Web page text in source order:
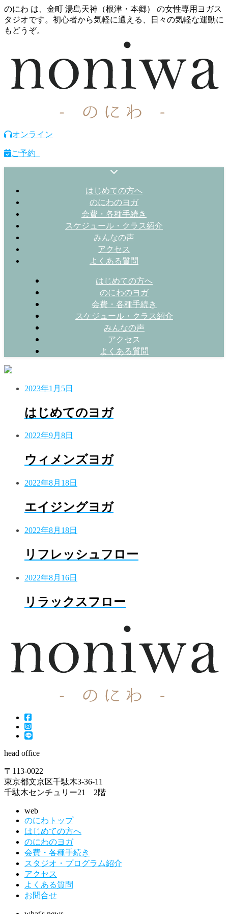
のにわ は、金町 湯島天神（根津・本郷） の女性専用ヨガス
タジオです。初心者から気軽に通える、日々の気軽な運動に
もどうぞ。
オンライン
ご予約
はじめての方へ
のにわのヨガ
会費・各種手続き
スケジュール・クラス紹介
みんなの声
アクセス
よくある質問
はじめての方へ
のにわのヨガ
会費・各種手続き
スケジュール・クラス紹介
みんなの声
アクセス
よくある質問
2023年1月5日
はじめてのヨガ
2022年9月8日
ウィメンズヨガ
2022年8月18日
エイジングヨガ
2022年8月18日
リフレッシュフロー
2022年8月16日
リラックスフロー
head office
〒113-0022
東京都文京区千駄木3-36-11
千駄木センチュリー21 2階
web
のにわトップ
はじめての方へ
のにわのヨガ
会費・各種手続き
スタジオ・プログラム紹介
アクセス
よくある質問
お問合せ